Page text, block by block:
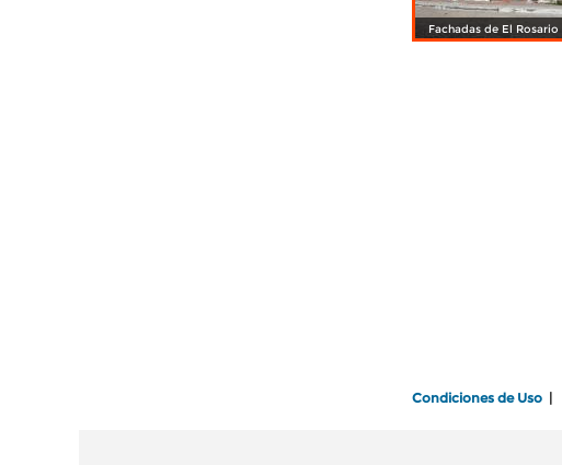
Fachadas de El Rosario
Condiciones de Uso